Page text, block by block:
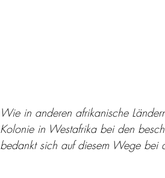
Wie in anderen afrikanische
Kolonie in Westafrika bei den
bedankt sich auf diesem Wege bei